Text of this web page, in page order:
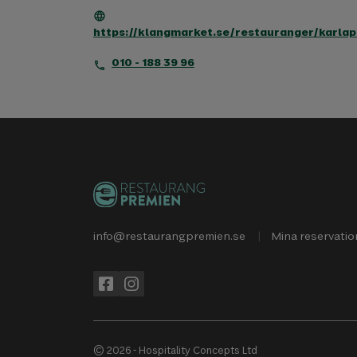
language
https://klangmarket.se/restauranger/
phone 010 - 188 39 96
info@restaurangpremien.se Mina
© 2026 - Hospitality Concepts Ltd